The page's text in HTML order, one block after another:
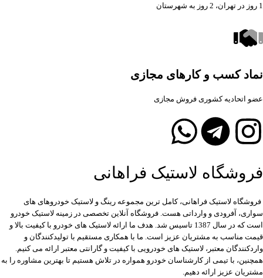
1 روز در تهران، 2 روز به شهرستان
نماد کسب و کارهای مجازی
عضو اتحادیه کشوری فروش مجازی
فروشگاه لاستیک فراهانی
فروشگاه لاستیک فراهانی، کامل ترین مجموعه رینگ و لاستیک خودروهای های
سواری، آفرودی و وارداتی هست. فروشگاه آنلاین تخصصی در زمینه لاستیک خودرو
است که در سال 1387 تاسیس شد. هدف ما ارائه لاستیک های خودرو با کیفیت بالا و
قیمت مناسب به مشتریان عزیز است. ما با همکاری مستقیم با تولیدکنندگان و
واردکنندگان معتبر، لاستیک های خودرویی با کیفیت و گارانتی معتبر ارائه می کنیم.
همچنین، با تیمی از کارشناسان خودرو همواره در تلاش هستیم تا بهترین مشاوره را به
مشتریان عزیز ارائه دهیم.